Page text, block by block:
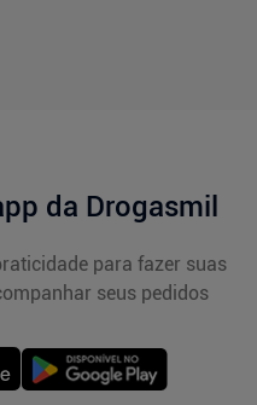
da Drogasmil
para fazer suas
seus pedidos